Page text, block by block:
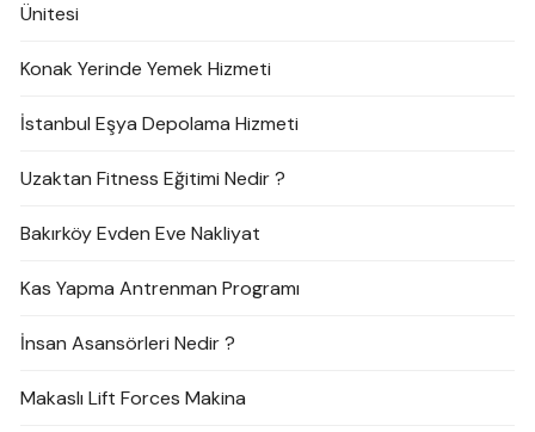
Ünitesi
Konak Yerinde Yemek Hizmeti
İstanbul Eşya Depolama Hizmeti
Uzaktan Fitness Eğitimi Nedir ?
Bakırköy Evden Eve Nakliyat
Kas Yapma Antrenman Programı
İnsan Asansörleri Nedir ?
Makaslı Lift Forces Makina